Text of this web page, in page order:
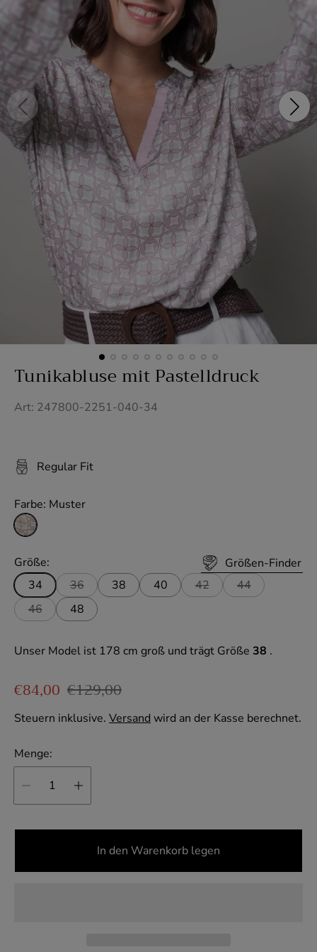
Tunikabluse mit Pastelldruck
Art: 247800-2251-040-34
Regular Fit
Farbe: Muster
M
s
t
e
r
Größe:
Größen-Finder
34
36 38 40 42
44
46
48
Unser Model ist 178 cm groß und trägt Größe 38 .
Verkaufspreis
€84,00 Regulärer Preis
€129,00
Steuern inklusive. Versand wird an der Kasse berechnet.
Menge:
In den Warenkorb legen